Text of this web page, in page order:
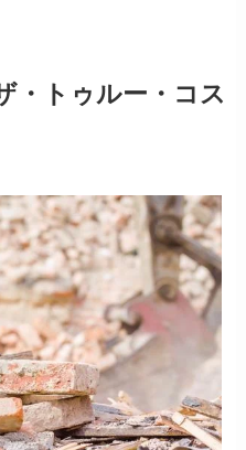
・トゥルー・コス